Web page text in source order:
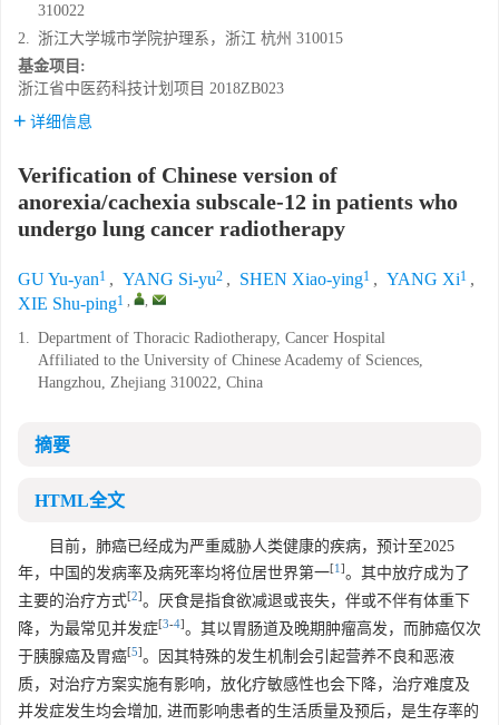
310022
2. 浙江大学城市学院护理系，浙江 杭州 310015
基金项目:
浙江省中医药科技计划项目 2018ZB023
详细信息
Verification of Chinese version of
anorexia/cachexia subscale-12 in patients who
undergo lung cancer radiotherapy
GU Yu-yan1 , YANG Si-yu2 , SHEN Xiao-ying1 , YANG Xi1 ,
XIE Shu-ping1 , ,
1. Department of Thoracic Radiotherapy, Cancer Hospital
Affiliated to the University of Chinese Academy of Sciences,
Hangzhou, Zhejiang 310022, China
摘要
HTML全文
目前，肺癌已经成为严重威胁人类健康的疾病，预计至2025
年，中国的发病率及病死率均将位居世界第一[1 ]。其中放疗成为了
主要的治疗方式[2]。厌食是指食欲减退或丧失，伴或不伴有体重下
降，为最常见并发症[3-4]。其以胃肠道及晚期肿瘤高发，而肺癌仅次
于胰腺癌及胃癌[5]。因其特殊的发生机制会引起营养不良和恶液
质，对治疗方案实施有影响，放化疗敏感性也会下降，治疗难度及
并发症发生均会增加, 进而影响患者的生活质量及预后，是生存率的